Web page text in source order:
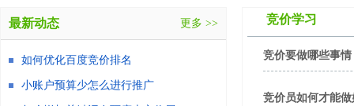
竞价学习
竞价要做哪些事
竞价员如何才能
最新动态 更多 >>
如何优化百度竞价排名
小账户预算少怎么进行推广